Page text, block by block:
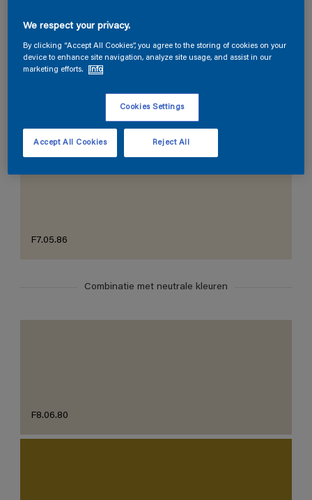
Harmonieuze suggestie
De Perfecte Witte
F7.05.86
Combinatie met neutrale kleuren
F8.06.80
We respect your privacy.
By clicking “Accept All Cookies”, you agree to the storing of cookies on your
device to enhance site navigation, analyze site usage, and assist in our
marketing efforts.
Info
Cookies Settings
Reject All
Accept All Cookies